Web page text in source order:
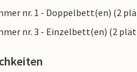
nr. 1 - Doppelbett(en) (2
nr. 3 - Einzelbett(en) (2